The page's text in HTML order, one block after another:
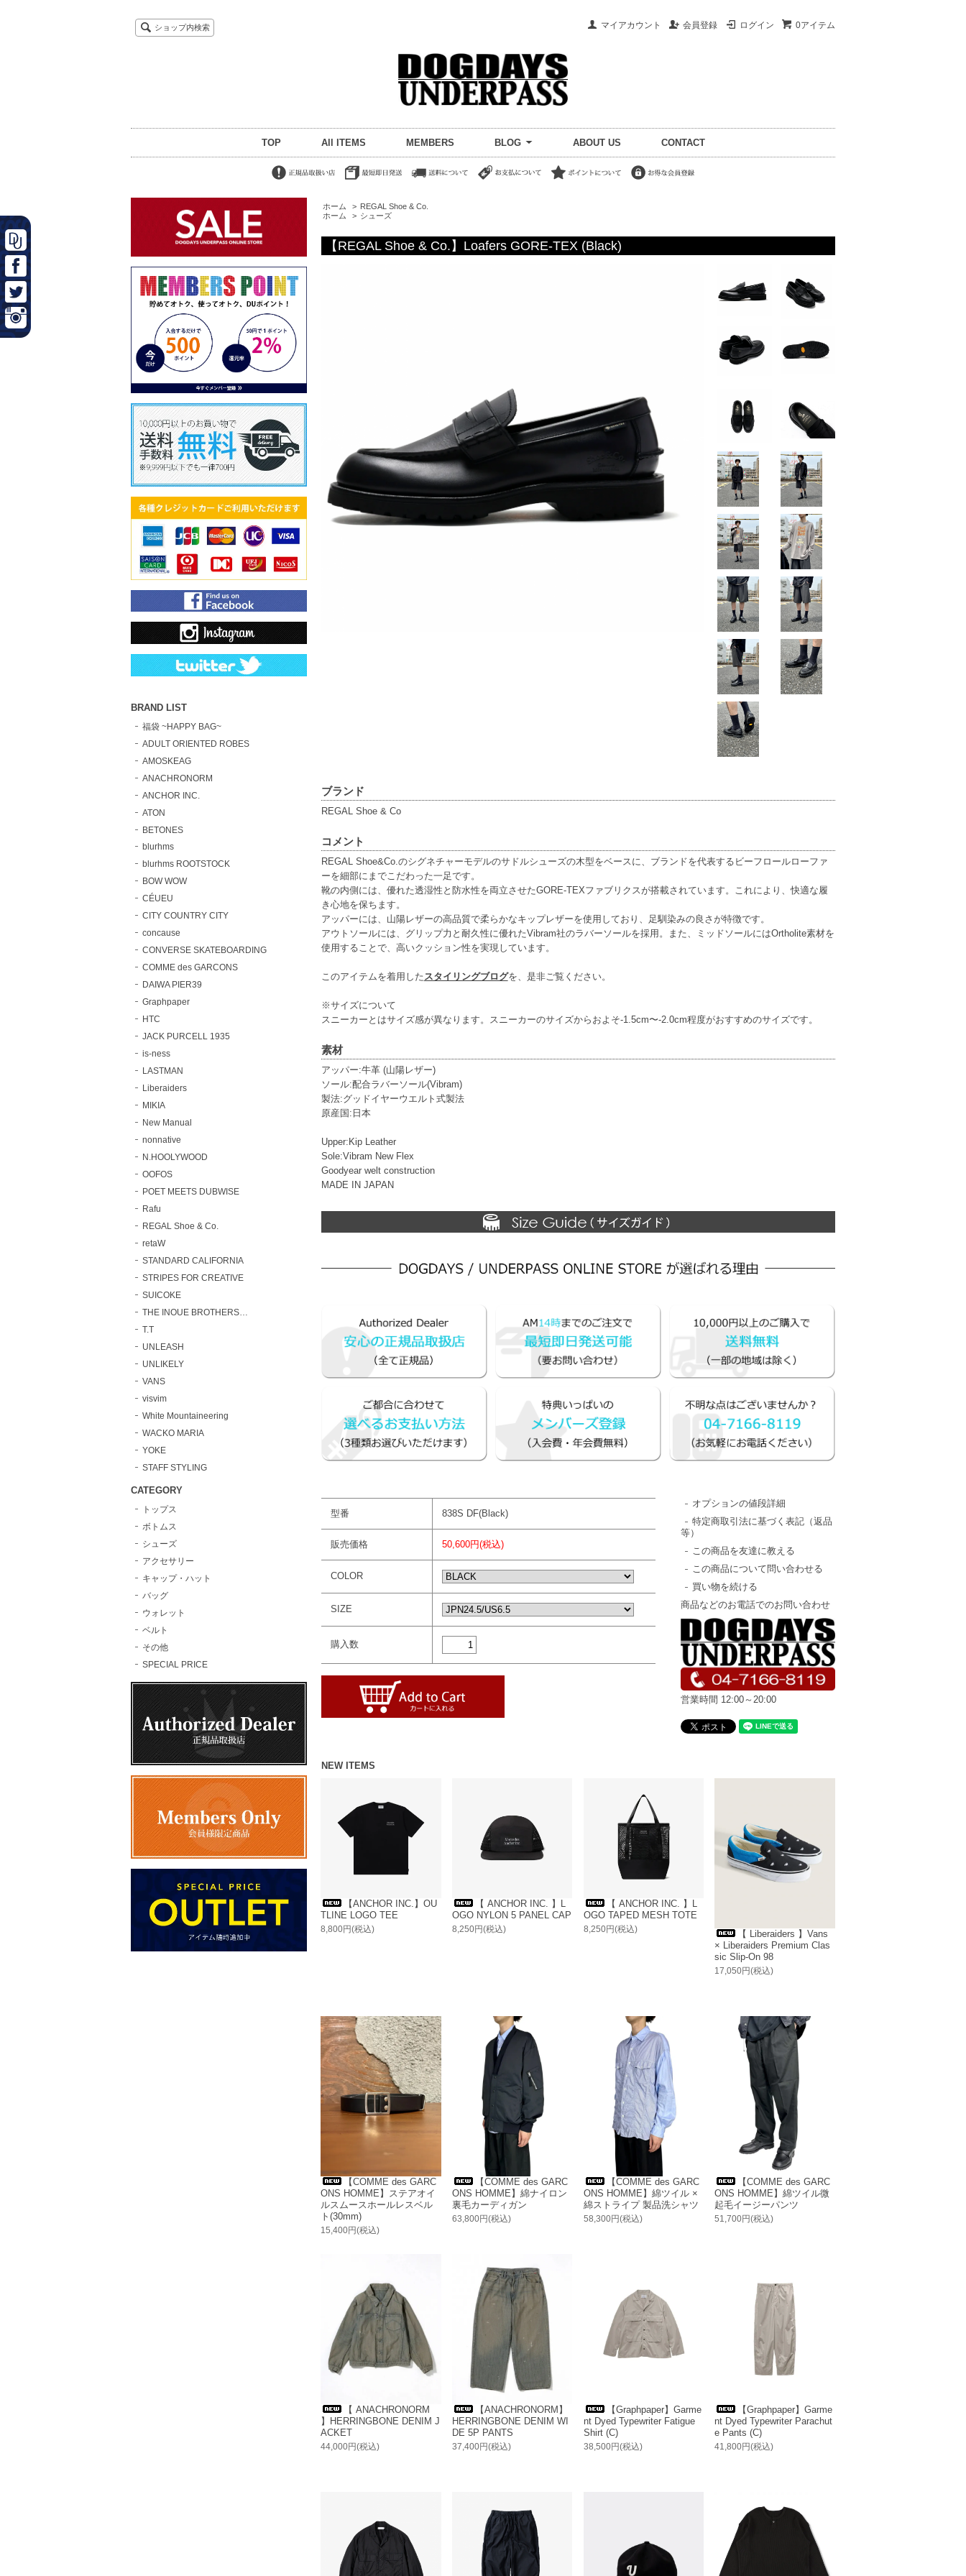
0アイテム
ログイン
会員登録
マイアカウント
ショップ内検索
TOP All ITEMS MEMBERS BLOG ABOUT US CONTACT
ホーム > REGAL Shoe & Co.
ホーム
> シューズ
【REGAL Shoe & Co.】Loafers GORE-TEX (Black)
ブランド
REGAL Shoe & Co
コメント
REGAL Shoe&Co.のシグネチャーモデルのサドルシューズの木型をベースに、ブランドを代表するビーフロールローファ
ーを細部にまでこだわった一足です。
靴の内側には、優れた透湿性と防水性を両立させたGORE-TEXファブリクスが搭載されています。これにより、快適な履
き心地を保ちます。
アッパーには、山陽レザーの高品質で柔らかなキップレザーを使用しており、足馴染みの良さが特徴です。
アウトソールには、グリップ力と耐久性に優れたVibram社のラバーソールを採用。また、ミッドソールにはOrtholite素材を
使用することで、高いクッション性を実現しています。
このアイテムを着用したスタイリングブログを、是非ご覧ください。
※サイズについて
スニーカーとはサイズ感が異なります。スニーカーのサイズからおよそ-1.5cm〜-2.0cm程度がおすすめのサイズです。
素材
アッパー:牛革 (山陽レザー)
ソール:配合ラバーソール(Vibram)
製法:グッドイヤーウエルト式製法
原産国:日本
Upper:Kip Leather
Sole:Vibram New Flex
Goodyear welt construction
MADE IN JAPAN
型番 838S DF(Black)
販売価格 50,600円(税込)
COLOR
SIZE
購入数
オプションの値段詳細
特定商取引法に基づく表記（返品
等）
この商品を友達に教える
この商品について問い合わせる
買い物を続ける
商品などのお電話でのお問い合わせ
営業時間 12:00～20:00
NEW ITEMS
【ANCHOR INC.】OU
TLINE LOGO TEE
8,800円(税込)
【 ANCHOR INC. 】L
OGO NYLON 5 PANEL CAP
8,250円(税込)
【 ANCHOR INC. 】L
OGO TAPED MESH TOTE
8,250円(税込)
【 Liberaiders 】Vans
× Liberaiders Premium Clas
sic Slip-On 98
17,050円(税込)
【COMME des GARC
ONS HOMME】ステアオイ
ルスムースホールレスベル
ト(30mm)
15,400円(税込)
【COMME des GARC
ONS HOMME】綿ナイロン
裏毛カーディガン
63,800円(税込)
【COMME des GARC
ONS HOMME】綿ツイル ×
綿ストライプ 製品洗シャツ
58,300円(税込)
【COMME des GARC
ONS HOMME】綿ツイル微
起毛イージーパンツ
51,700円(税込)
【 ANACHRONORM
】HERRINGBONE DENIM J
ACKET
44,000円(税込)
【ANACHRONORM】
HERRINGBONE DENIM WI
DE 5P PANTS
37,400円(税込)
【Graphpaper】Garme
nt Dyed Typewriter Fatigue
Shirt (C)
38,500円(税込)
【Graphpaper】Garme
nt Dyed Typewriter Parachut
e Pants (C)
41,800円(税込)
BRAND LIST
福袋 ~HAPPY BAG~
ADULT ORIENTED ROBES
AMOSKEAG
ANACHRONORM
ANCHOR INC.
ATON
BETONES
blurhms
blurhms ROOTSTOCK
BOW WOW
CÉUEU
CITY COUNTRY CITY
concause
CONVERSE SKATEBOARDING
COMME des GARCONS
DAIWA PIER39
Graphpaper
HTC
JACK PURCELL 1935
is-ness
LASTMAN
Liberaiders
MIKIA
New Manual
nonnative
N.HOOLYWOOD
OOFOS
POET MEETS DUBWISE
Rafu
REGAL Shoe & Co.
retaW
STANDARD CALIFORNIA
STRIPES FOR CREATIVE
SUICOKE
THE INOUE BROTHERS…
T.T
UNLEASH
UNLIKELY
VANS
visvim
White Mountaineering
WACKO MARIA
YOKE
STAFF STYLING
CATEGORY
トップス
ボトムス
シューズ
アクセサリー
キャップ・ハット
バッグ
ウォレット
ベルト
その他
SPECIAL PRICE